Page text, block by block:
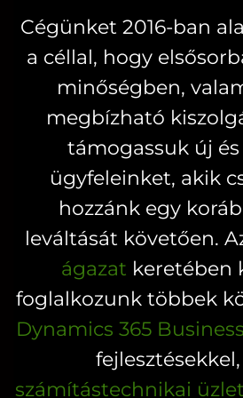
A
változatok
a
termékoldalon
ki
Cégünket 2016-ban
a céllal, hogy
minőségben,
megbízható
támogassuk új
ügyfeleinket, akik
hozzánk egy
leváltását követően.
ágazat keretében
foglalkozunk többek
Dynamics 365
számítástechnikai